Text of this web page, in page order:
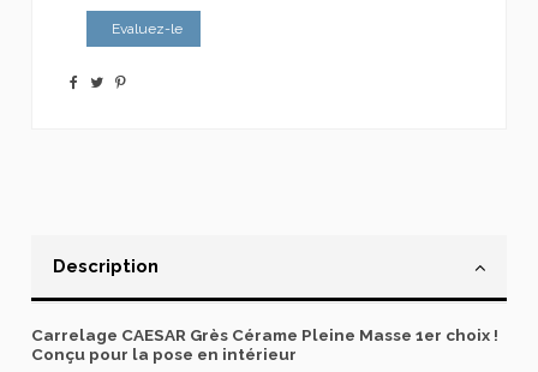
Evaluez-le
Description
Carrelage CAESAR Grès Cérame Pleine Masse 1er choix !
Conçu pour la pose en intérieur